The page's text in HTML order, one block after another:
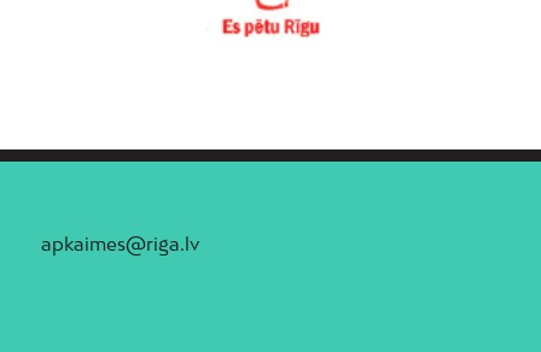
apkaimes@riga.lv